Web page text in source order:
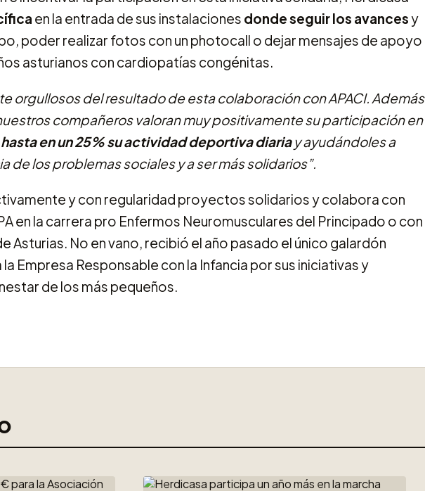
en la entrada de sus instalaciones donde seguir los avances y
poder realizar fotos con un photocall o dejar mensajes de apoyo
asturianos con cardiopatías congénitas.
orgullosos del resultado de esta colaboración con APACI. Además
compañeros valoran muy positivamente su participación en
en un 25% su actividad deportiva diariay ayudándoles a
de los problemas sociales y a ser más solidarios”.
y con regularidad proyectos solidarios y colabora con
en la carrera pro Enfermos Neuromusculares del Principado o con
Asturias. No en vano, recibió el año pasado el único galardón
Empresa Responsable con la Infancia por sus iniciativas y
de los más pequeños.